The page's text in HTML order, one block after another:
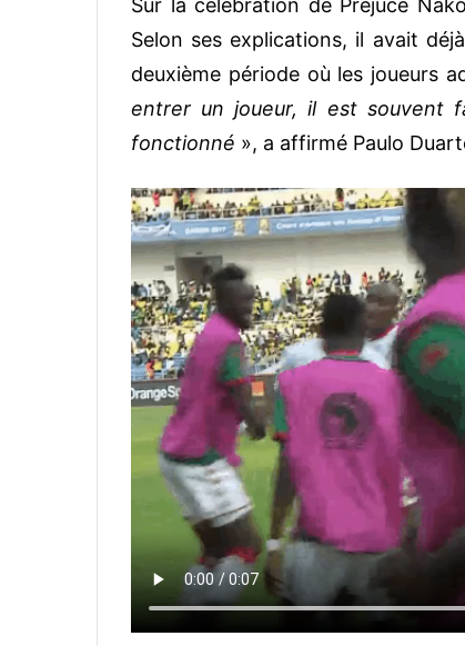
Sur la célébration de Préjuce
Selon ses explications, il avait
deuxième période où les joueurs
entrer un joueur, il est souvent
fonctionné », a affirmé Paulo